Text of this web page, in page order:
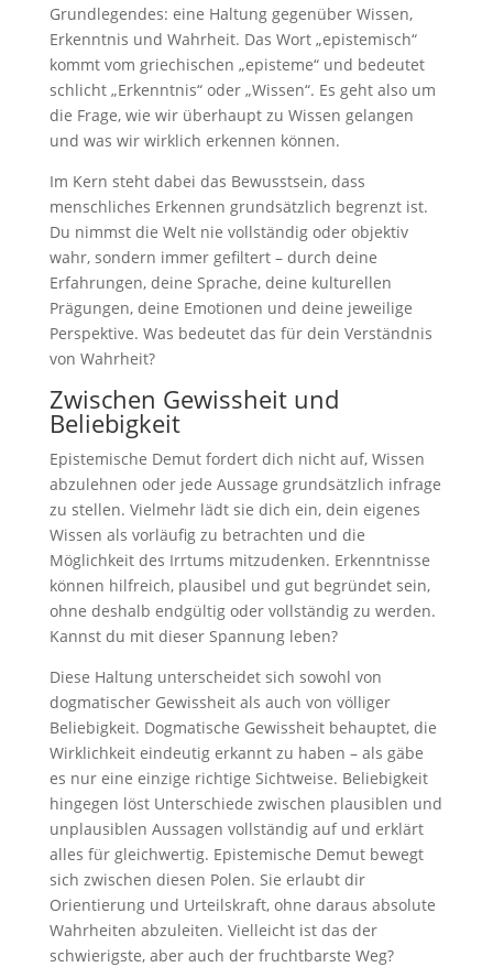
Grundlegendes: eine Haltung gegenüber Wissen,
Erkenntnis und Wahrheit. Das Wort „epistemisch“
kommt vom griechischen „episteme“ und bedeutet
schlicht „Erkenntnis“ oder „Wissen“. Es geht also um
die Frage, wie wir überhaupt zu Wissen gelangen
und was wir wirklich erkennen können.
Im Kern steht dabei das Bewusstsein, dass
menschliches Erkennen grundsätzlich begrenzt ist.
Du nimmst die Welt nie vollständig oder objektiv
wahr, sondern immer gefiltert – durch deine
Erfahrungen, deine Sprache, deine kulturellen
Prägungen, deine Emotionen und deine jeweilige
Perspektive. Was bedeutet das für dein Verständnis
von Wahrheit?
Zwischen Gewissheit und
Beliebigkeit
Epistemische Demut fordert dich nicht auf, Wissen
abzulehnen oder jede Aussage grundsätzlich infrage
zu stellen. Vielmehr lädt sie dich ein, dein eigenes
Wissen als vorläufig zu betrachten und die
Möglichkeit des Irrtums mitzudenken. Erkenntnisse
können hilfreich, plausibel und gut begründet sein,
ohne deshalb endgültig oder vollständig zu werden.
Kannst du mit dieser Spannung leben?
Diese Haltung unterscheidet sich sowohl von
dogmatischer Gewissheit als auch von völliger
Beliebigkeit. Dogmatische Gewissheit behauptet, die
Wirklichkeit eindeutig erkannt zu haben – als gäbe
es nur eine einzige richtige Sichtweise. Beliebigkeit
hingegen löst Unterschiede zwischen plausiblen und
unplausiblen Aussagen vollständig auf und erklärt
alles für gleichwertig. Epistemische Demut bewegt
sich zwischen diesen Polen. Sie erlaubt dir
Orientierung und Urteilskraft, ohne daraus absolute
Wahrheiten abzuleiten. Vielleicht ist das der
schwierigste, aber auch der fruchtbarste Weg?